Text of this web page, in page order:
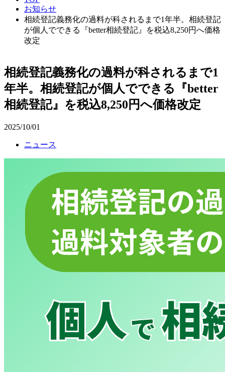
お知らせ
相続登記義務化の過料が科されるまで1年半。相続登記
が個人でできる『better相続登記』を税込8,250円へ価格
改定
相続登記義務化の過料が科されるまで1
年半。相続登記が個人でできる『better
相続登記』を税込8,250円へ価格改定
2025/10/01
ニュース